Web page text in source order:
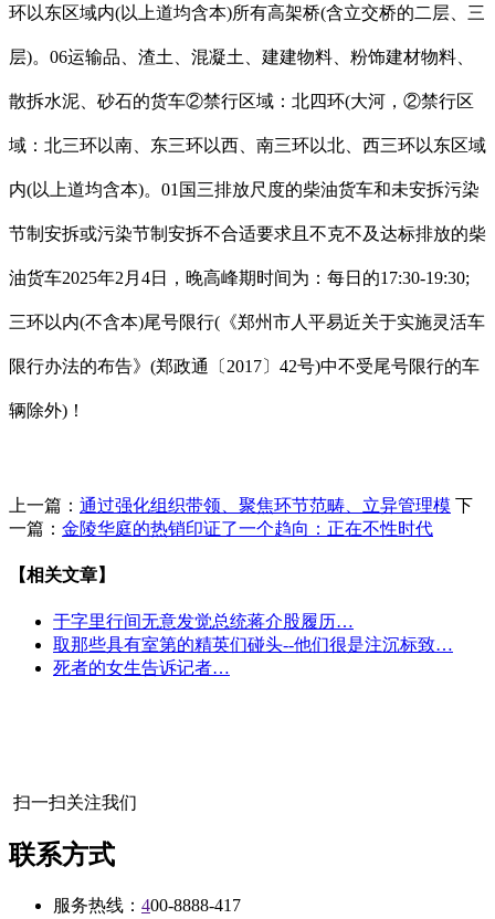
环以东区域内(以上道均含本)所有高架桥(含立交桥的二层、三
层)。06运输品、渣土、混凝土、建建物料、粉饰建材物料、
散拆水泥、砂石的货车②禁行区域：北四环(大河，②禁行区
域：北三环以南、东三环以西、南三环以北、西三环以东区域
内(以上道均含本)。01国三排放尺度的柴油货车和未安拆污染
节制安拆或污染节制安拆不合适要求且不克不及达标排放的柴
油货车2025年2月4日，晚高峰期时间为：每日的17:30-19:30;
三环以内(不含本)尾号限行(《郑州市人平易近关于实施灵活车
限行办法的布告》(郑政通〔2017〕42号)中不受尾号限行的车
辆除外)！
上一篇： 通过强化组织带领、聚焦环节范畴、立异管理模 下
一篇： 金陵华庭的热销印证了一个趋向：正在不性时代
【相关文章】
于字里行间无意发觉总统蒋介股履历…
取那些具有室第的精英们碰头--他们很是注沉标致…
死者的女生告诉记者…
扫一扫关注我们
联系方式
服务热线： 400-8888-417